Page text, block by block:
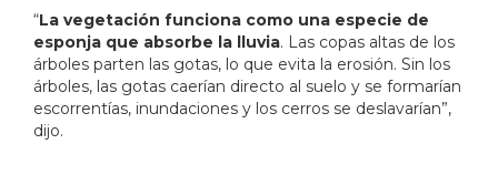
“La vegetación funciona como una especie de
esponja que absorbe la lluvia. Las copas altas de los
árboles parten las gotas, lo que evita la erosión. Sin los
árboles, las gotas caerían directo al suelo y se formarían
escorrentías, inundaciones y los cerros se deslavarían”,
dijo.